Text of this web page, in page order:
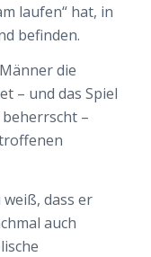
laufen“ hat, in
befinden.
die
– und das Spiel
–
dass er
auch